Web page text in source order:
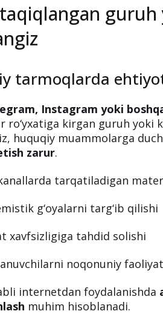
guruh
tarmoqlarda
Instagram yoki
ro‘yxatiga kirgan guruh yoki
huquqiy muammolarga
zarur.
tarqatiladigan
g‘oyalarni targ‘ib qilishi
xavfsizligiga tahdid solishi
noqonuniy
internetdan foydalanishda
muhim hisoblanadi.